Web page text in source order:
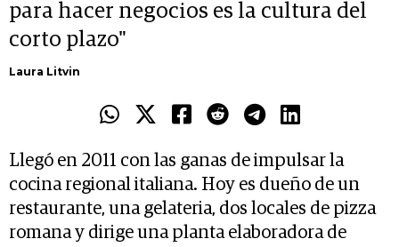
para hacer negocios es la cultura del
corto plazo"
Laura Litvin
Llegó en 2011 con las ganas de impulsar la
cocina regional italiana. Hoy es dueño de un
restaurante, una gelateria, dos locales de pizza
romana y dirige una planta elaboradora de